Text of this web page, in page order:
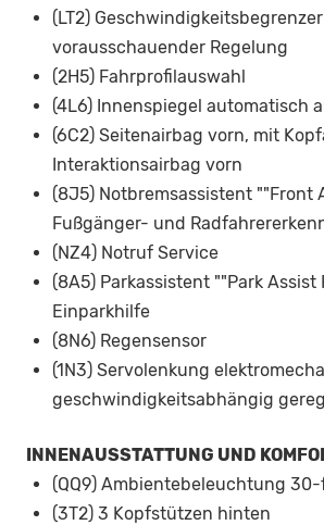
(LT2)
vorausschauender Regelung
(2H5) Fahrprofilauswahl
(4L6) Innenspiegel automatisch
(6C2) Seitenairbag vorn, mit
Interaktionsairbag vorn
(8J5) Notbremsassistent ""Front
Fußgänger- und
(NZ4) Notruf Service
(8A5) Parkassistent ""Park Assist
Einparkhilfe
(8N6) Regensensor
(1N3) Servolenkung
geschwindigkeitsabhängig
INNENAUSSTATTUNG UND
(QQ9) Ambientebeleuchtung
(3T2) 3 Kopfstützen hinten